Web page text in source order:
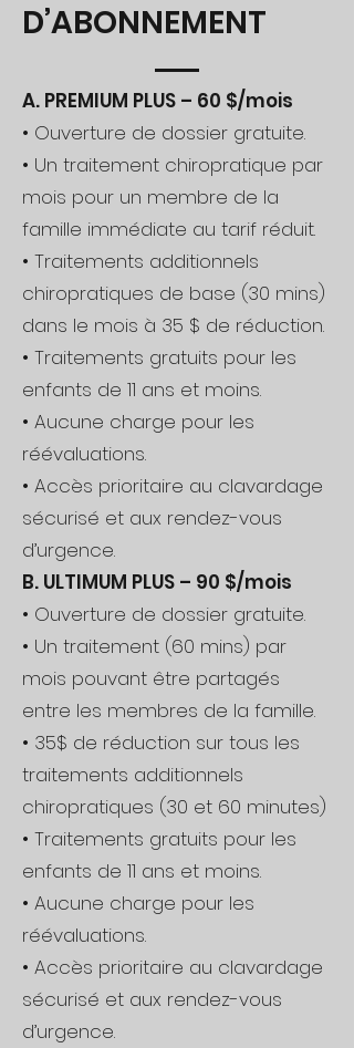
D’ABONNEMENT
A. PREMIUM PLUS – 60 $/mois
• Ouverture de dossier gratuite.
• Un traitement chiropratique par
mois pour un membre de la
famille immédiate au tarif réduit.
• Traitements additionnels
chiropratiques de base (30 mins)
dans le mois à 35 $ de réduction.
• Traitements gratuits pour les
enfants de 11 ans et moins.
• Aucune charge pour les
réévaluations.
• Accès prioritaire au clavardage
sécurisé et aux rendez-vous
d’urgence.
B. ULTIMUM PLUS – 90 $/mois
• Ouverture de dossier gratuite.
• Un traitement (60 mins) par
mois pouvant être partagés
entre les membres de la famille.
• 35$ de réduction sur tous les
traitements additionnels
chiropratiques (30 et 60 minutes)
• Traitements gratuits pour les
enfants de 11 ans et moins.
• Aucune charge pour les
réévaluations.
• Accès prioritaire au clavardage
sécurisé et aux rendez-vous
d’urgence.